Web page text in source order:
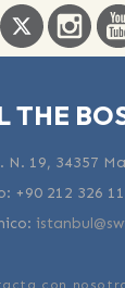
THE
N. 19, 34357
+90 212 326
con